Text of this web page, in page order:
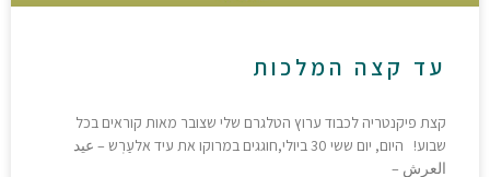
עד קצה המלכות
קצת פיקנטריה לכבוד ערוץ הטלגרם שלי שצובר מאות קוראים בכל
שבוע! היום, יום ששי 30 ביולי,חוגגים במרוקו את עיד אלעַרְש – عيد
العرش –